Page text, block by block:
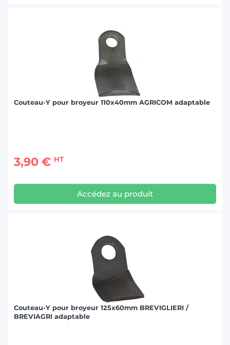
Couteau-Y pour broyeur 110x40mm AGRICOM adaptable
3,90 € HT
Accédez au produit
Couteau-Y pour broyeur 125x60mm BREVIGLIERI /
BREVIAGRI adaptable